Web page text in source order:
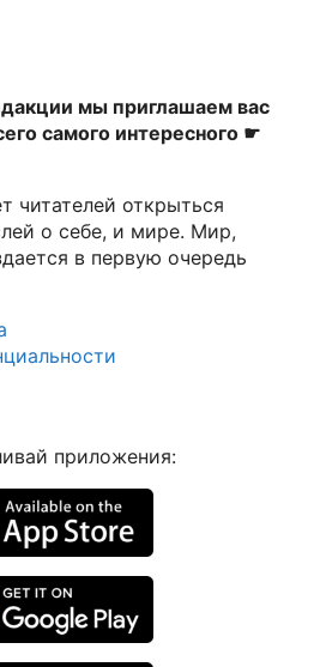
мы приглашаем вас
самого интересного ☛
читателей открыться
о себе, и мире. Мир,
в первую очередь
приложения: